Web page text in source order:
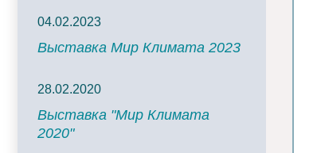
04.02.2023
Выставка Мир Климата 2023
28.02.2020
Выставка "Мир Климата
2020"